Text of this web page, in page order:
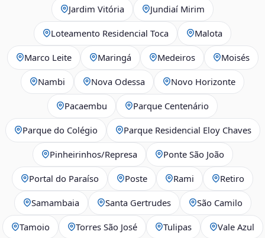
Jardim Vitória Jundiaí Mirim
Loteamento Residencial Toca Malota
Marco Leite Maringá Medeiros Moisés
Nambi Nova Odessa Novo Horizonte
Pacaembu Parque Centenário
Parque do Colégio Parque Residencial Eloy Chaves
Pinheirinhos/Represa Ponte São João
Portal do Paraíso Poste Rami Retiro
Samambaia Santa Gertrudes São Camilo
Tamoio Torres São José Tulipas Vale Azul